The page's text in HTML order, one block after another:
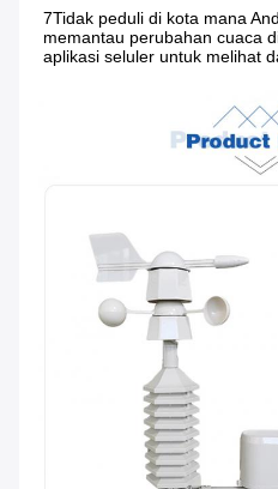
7Tidak peduli di kota mana
memantau perubahan cuaca
aplikasi seluler untuk melihat